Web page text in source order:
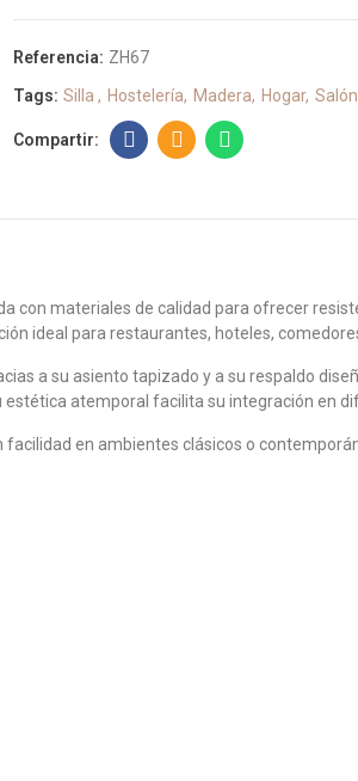
Referencia: ZH67
Tags: Silla Hostelería Madera Hogar Salón
con materiales de calidad para ofrecer
ideal para restaurantes, hoteles,
a su asiento tapizado y a su respaldo
atemporal facilita su integración en
en ambientes clásicos o